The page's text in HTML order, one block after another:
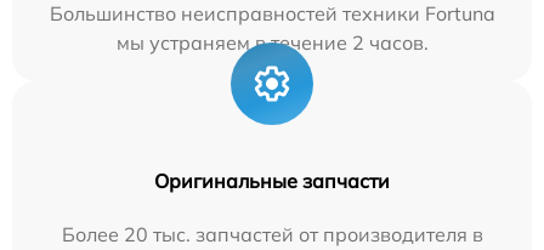
Большинство неисправностей техники Fortuna
мы устраняем в течение 2 часов.
Оригинальные запчасти
Более 20 тыс. запчастей от производителя в